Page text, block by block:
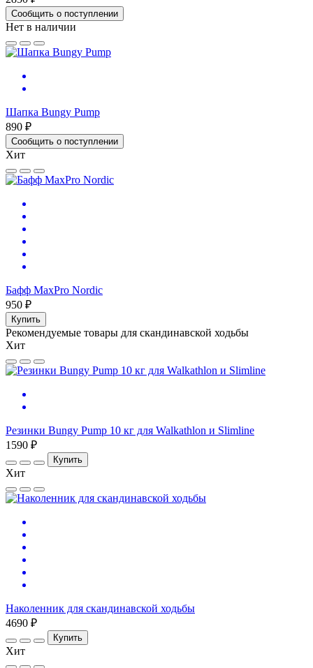
Сообщить о поступлении
Нет в наличии
Шапка Bungy Pump
890 ₽
Сообщить о поступлении
Хит
Бафф MaxPro Nordic
950 ₽
Купить
Рекомендуемые товары для скандинавской ходьбы
Хит
Резинки Bungy Pump 10 кг для Walkathlon и Slimline
1590 ₽
Купить
Хит
Наколенник для скандинавской ходьбы
4690 ₽
Купить
Хит